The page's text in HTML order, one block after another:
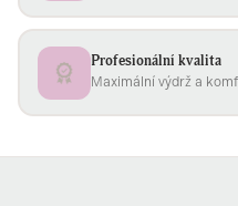
Profesionální kvalita
Maximální výdrž a